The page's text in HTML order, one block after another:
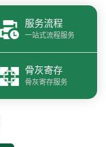
服务流程
一站式流程服务
骨灰寄存
骨灰寄存服务